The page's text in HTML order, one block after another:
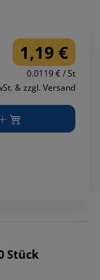
1,19 €
0.0119 € / St
& zzgl. Versand
Stück